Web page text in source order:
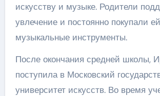
искусству и музыке. Родители
увлечение и постоянно покупали
музыкальные инструменты.
После окончания средней школы,
поступила в Московский
университет искусств. Во время